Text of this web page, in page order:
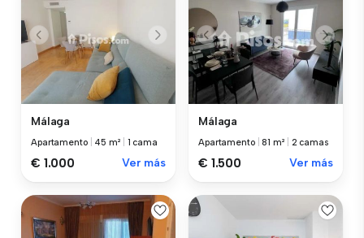
Málaga
Apartamento 45 m² 1 cama
€ 1.000 Ver más
Málaga
Apartamento |81 m² 2 camas
€ 1.500 Ver más